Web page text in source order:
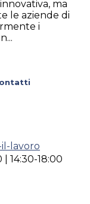
ma
le aziende di
i
lavoro
14:30-18:00